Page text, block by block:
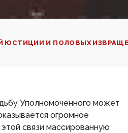
ЮСТИЦИИ И ПОЛОВЫХ
Уполномоченного может
огромное
связи массированную